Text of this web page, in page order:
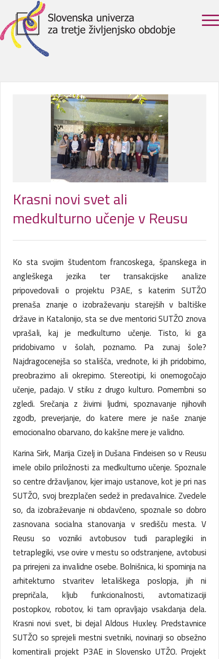
Krasni novi svet ali
medkulturno učenje v Reusu
Ko sta svojim študentom francoskega, španskega in
angleškega jezika ter transakcijske analize
pripovedovali o projektu P3AE, s katerim SUTŽO
prenaša znanje o izobraževanju starejših v baltiške
države in Katalonijo, sta se dve mentorici SUTŽO znova
vprašali, kaj je medkulturno učenje. Tisto, ki ga
pridobivamo v šolah, poznamo. Pa zunaj šole?
Najdragocenejša so stališča, vrednote, ki jih pridobimo,
preobrazimo ali okrepimo. Stereotipi, ki onemogočajo
učenje, padajo. V stiku z drugo kulturo. Pomembni so
zgledi. Srečanja z živimi ljudmi, spoznavanje njihovih
zgodb, preverjanje, do katere mere je naše znanje
emocionalno obarvano, do kakšne mere je validno.
Karina Sirk, Marija Cizelj in Dušana Findeisen so v Reusu
imele obilo priložnosti za medkulturno učenje. Spoznale
so centre državljanov, kjer imajo ustanove, kot je pri nas
SUTŽO, svoj brezplačen sedež in predavalnice. Zvedele
so, da izobraževanje ni obdavčeno, spoznale so dobro
zasnovana socialna stanovanja v središču mesta. V
Reusu so vozniki avtobusov tudi paraplegiki in
tetraplegiki, vse ovire v mestu so odstranjene, avtobusi
pa prirejeni za invalidne osebe. Bolnišnica, ki spominja na
arhitekturno stvaritev letališkega poslopja, jih ni
prepričala, kljub funkcionalnosti, avtomatizaciji
postopkov, robotov, ki tam opravljajo vsakdanja dela.
Krasni novi svet, bi dejal Aldous Huxley. Predstavnice
SUTŽO so sprejeli mestni svetniki, novinarji so obsežno
komentirali projekt P3AE in Slovensko UTŽO. Projekt